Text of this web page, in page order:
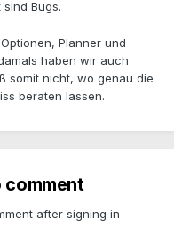
sind Bugs.
Planner und
haben wir auch
somit nicht, wo genau die
beraten lassen.
comment
after signing in